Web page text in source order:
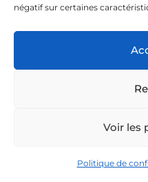
négatif sur certaines
Voir les
Politique de
et ce n’est pas fini
Anticiper Noël : la